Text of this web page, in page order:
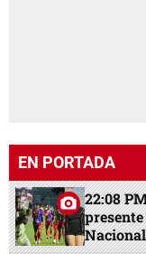
EN PORTADA
22:08
Nacional